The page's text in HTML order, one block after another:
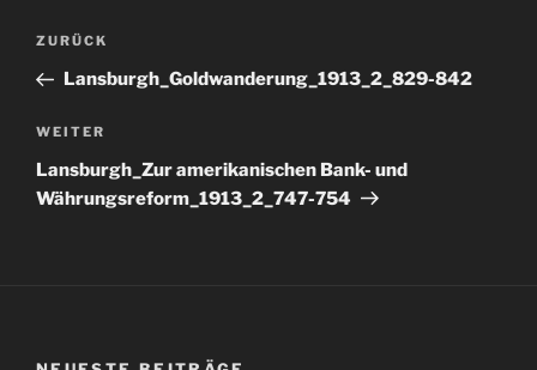
Beitragsnavigation
Vorheriger
Beitrag
ZURÜCK
Lansburgh_Goldwanderung_1913_2_829-842
Nächster
Beitrag
WEITER
Lansburgh_Zur amerikanischen Bank- und
Währungsreform_1913_2_747-754